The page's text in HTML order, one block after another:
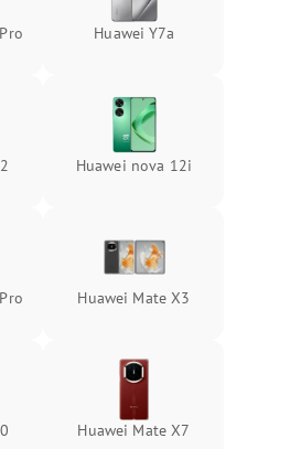
Huawei Y7a
Huawei nova 12i
Huawei Mate X3
Huawei Mate X7